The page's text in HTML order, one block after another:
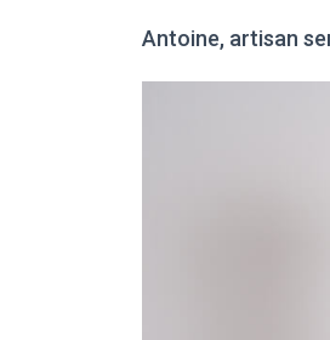
Antoine, artisan